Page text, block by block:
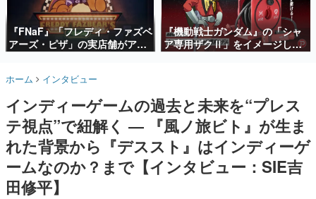
殿堂入り記事
SNS拡散数が数千以上！ ページビュー数万以上！ などな
ど。多くの人々に読まれた、電ファミ渾身の“殿堂入り”記
事をまとめました。
名作ゲームクリエイターの方々に製作時のエピソードをお
きます。
赫本
この物語を解いてはいけない。『赫本』は、〈試験問題〉
の形をした短編ホラー小説集です。
『FNaF』「フレディ・ファズベ
アーズ・ピザ」の実店舗がアメ
リカの商業施設「American
ScottGamesとの共同開発、食
没入型のホラー体験も楽しめる
『機動戦士ガンダム』の「シャ
ア専用ザクⅡ」をイメージした
散水ホースリールが予約開始。
ム、型式番号などを配置
ホーム インタビュー
インディーゲームの過去と未来を“プレス
テ視点”で紐解く ― 『風ノ旅ビト』が生ま
れた背景から『デススト』はインディーゲ
ームなのか？まで【インタビュー：SIE吉
田修平】